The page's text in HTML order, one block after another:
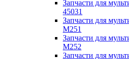
Запчасти для
45031
Запчасти для
M251
Запчасти для
M252
Запчасти для